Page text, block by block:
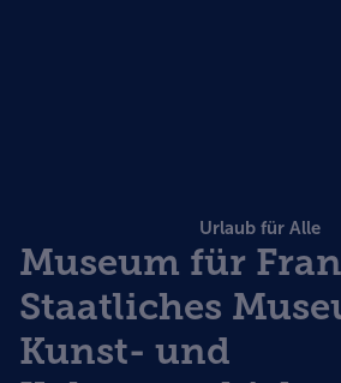
Urlaub für Alle
Museum für
Staatliches
Kunst- und